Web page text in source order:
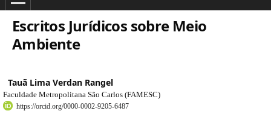
Escritos Jurídicos sobre Meio
Ambiente
Tauã Lima Verdan Rangel
Faculdade Metropolitana São Carlos (FAMESC)
https://orcid.org/0000-0002-9205-6487